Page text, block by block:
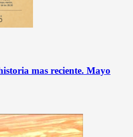
mas reciente. Mayo